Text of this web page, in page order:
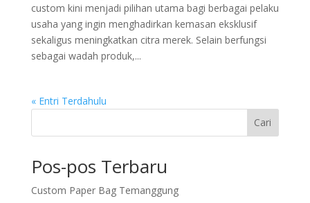
custom kini menjadi pilihan utama bagi berbagai pelaku
usaha yang ingin menghadirkan kemasan eksklusif
sekaligus meningkatkan citra merek. Selain berfungsi
sebagai wadah produk,...
« Entri Terdahulu
Cari
Pos-pos Terbaru
Custom Paper Bag Temanggung